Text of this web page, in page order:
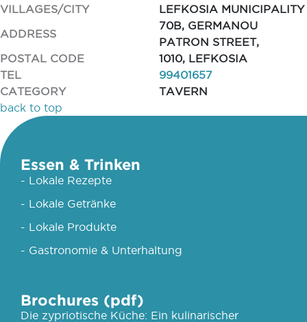
VILLAGES/CITY
LEFKOSIA MUNICIPALITY
ADDRESS
70B, GERMANOU
PATRON STREET,
POSTAL CODE
1010, LEFKOSIA
TEL
99401657
CATEGORY
TAVERN
back to top
Essen & Trinken
- Lokale Rezepte
- Lokale Getränke
- Lokale Produkte
- Gastronomie & Unterhaltung
Brochures (pdf)
Die zypriotische Küche: Ein kulinarischer